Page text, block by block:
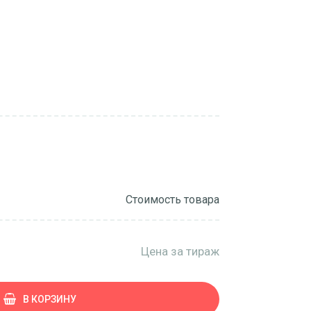
Стоимость товара
Цена за тираж
В КОРЗИНУ